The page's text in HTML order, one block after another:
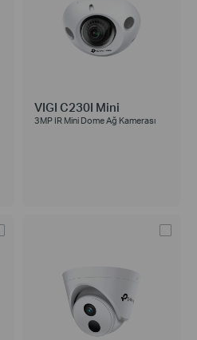
VIGI C230I Mini
3MP IR Mini Dome Ağ Kamerası